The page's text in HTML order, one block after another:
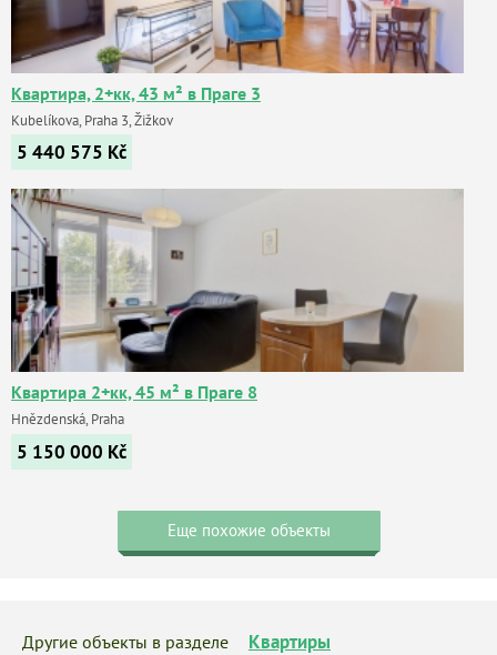
Квартира, 2+кк, 43 м² в Праге 3
Kubelíkova, Praha 3, Žižkov
5 440 575 Kč
Квартира 2+кк, 45 м² в Праге 8
Hnězdenská, Praha
5 150 000 Kč
Еще похожие объекты
Другие объекты в разделе Квартиры